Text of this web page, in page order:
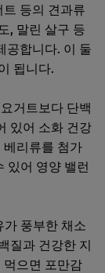
등의 견과류
, 말린 살구 등
공합니다. 이 둘
됩니다.
거트보다 단백
있어 소화 건강
베리류를 첨가
있어 영양 밸런
가 풍부한 채소
질과 건강한 지
먹으면 포만감